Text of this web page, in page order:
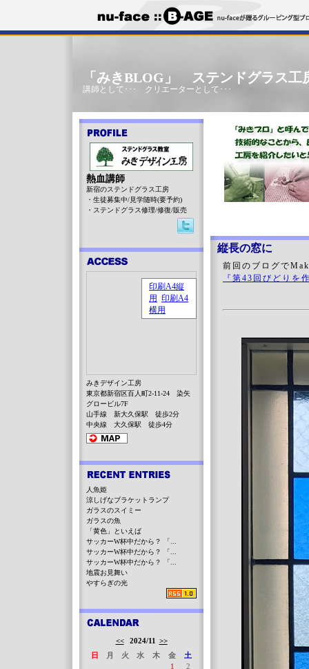
「みきBLOG」 ステンドグラス工
講師として･･･ クリエーターとして･･･
縦長の窓に
前回のブログで
『第43回びどりを
熱血講師
新宿のステンドグラス工房
・生徒募集中/見学随時(要予約)
・ステンドグラス修理/修復/販売
みきデザイン工房
東京都新宿区百人町2-11-24 染矢
グロービル7F
山手線 新大久保駅 徒歩2分
中央線 大久保駅 徒歩4分
人魚姫
涼しげなブラケットランプ
ガラスのスイミー
ガラスの魚
「黄色」といえば
サッカーW杯中だから？ 「...
サッカーW杯中だから？ 「...
サッカーW杯中だから？ 「...
地震お見舞い
やすらぎの光
<< 2024/11 >>
日
月 火 水 木 金
土
1
2